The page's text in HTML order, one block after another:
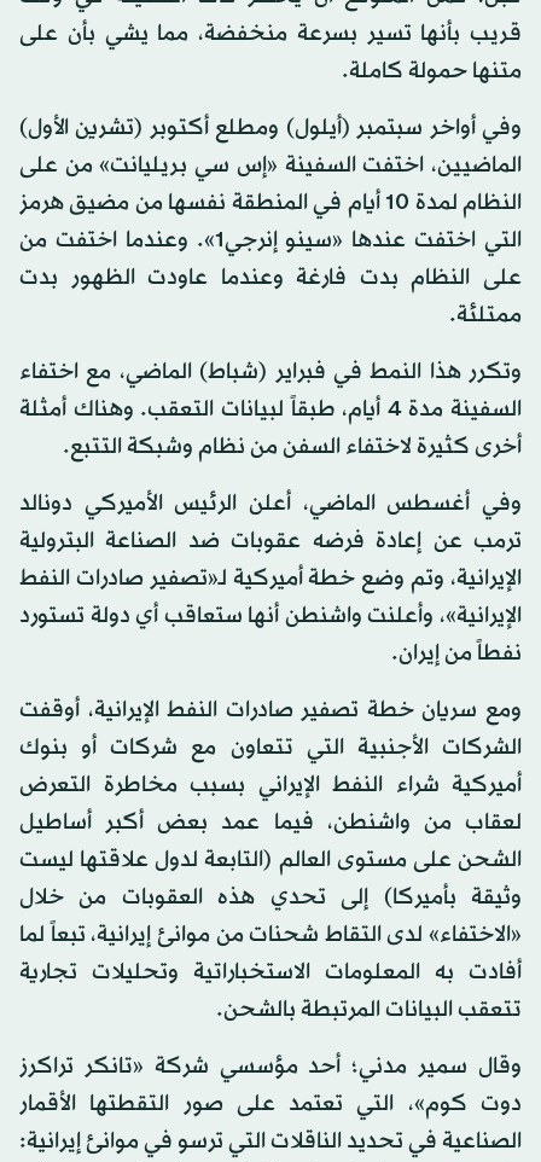
قريب بأنها تسير بسرعة منخفضة، مما يشي بأن على
متنها حمولة كاملة.
وفي أواخر سبتمبر (أيلول) ومطلع أكتوبر (تشرين الأول)
الماضيين، اختفت السفينة «إس سي بريليانت» من على
النظام لمدة 10 أيام في المنطقة نفسها من مضيق هرمز
التي اختفت عندها «سينو إنرجي1». وعندما اختفت من
على النظام بدت فارغة وعندما عاودت الظهور بدت
ممتلئة.
وتكرر هذا النمط في فبراير (شباط) الماضي، مع اختفاء
السفينة مدة 4 أيام، طبقاً لبيانات التعقب. وهناك أمثلة
أخرى كثيرة لاختفاء السفن من نظام وشبكة التتبع.
وفي أغسطس الماضي، أعلن الرئيس الأميركي دونالد
ترمب عن إعادة فرضه عقوبات ضد الصناعة البترولية
الإيرانية، وتم وضع خطة أميركية لـ«تصفير صادرات النفط
الإيرانية»، وأعلنت واشنطن أنها ستعاقب أي دولة تستورد
نفطاً من إيران.
ومع سريان خطة تصفير صادرات النفط الإيرانية، أوقفت
الشركات الأجنبية التي تتعاون مع شركات أو بنوك
أميركية شراء النفط الإيراني بسبب مخاطرة التعرض
لعقاب من واشنطن، فيما عمد بعض أكبر أساطيل
الشحن على مستوى العالم (التابعة لدول علاقتها ليست
وثيقة بأميركا) إلى تحدي هذه العقوبات من خلال
«الاختفاء» لدى التقاط شحنات من موانئ إيرانية، تبعاً لما
أفادت به المعلومات الاستخباراتية وتحليلات تجارية
تتعقب البيانات المرتبطة بالشحن.
وقال سمير مدني؛ أحد مؤسسي شركة «تانكر تراكرز
دوت كوم»، التي تعتمد على صور التقطتها الأقمار
الصناعية في تحديد الناقلات التي ترسو في موانئ إيرانية: